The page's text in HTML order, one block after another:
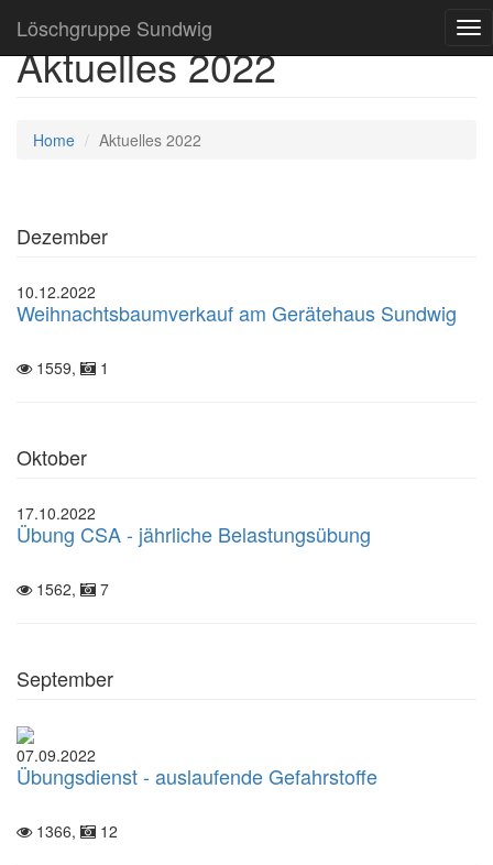
Löschgruppe Sundwig
Aktuelles 2022
Home Aktuelles 2022
Dezember
10.12.2022
Weihnachtsbaumverkauf am Gerätehaus Sundwig
1559, 1
Oktober
17.10.2022
Übung CSA - jährliche Belastungsübung
1562, 7
September
07.09.2022
Übungsdienst - auslaufende Gefahrstoffe
1366, 12